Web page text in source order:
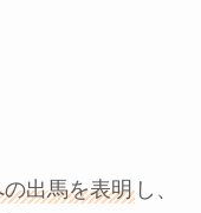
の出馬を表明し、